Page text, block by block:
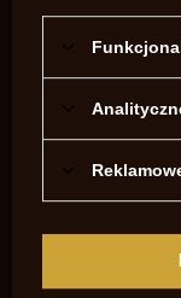
niezwłocznie,
OPINIE O
CONTINENTAL
Liczba